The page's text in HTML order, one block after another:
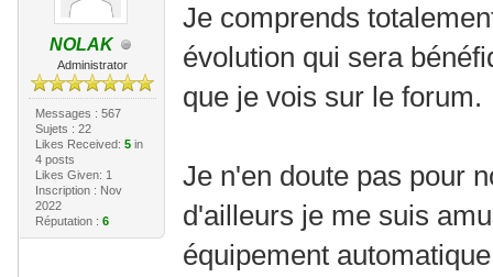
NOLAK
Administrator
Messages : 567
Sujets : 22
Likes Received: 5in
4 posts
Likes Given: 1
Inscription : Nov
2022
Réputation : 6
Je comprends
évolution qui sera
que je vois sur le forum.
Je n'en doute pas pour
d'ailleurs je me suis
équipement